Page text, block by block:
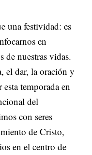
una festividad: es
en
de nuestras vidas.
el dar, la oración y
temporada en
del
con seres
de Cristo,
en el centro de